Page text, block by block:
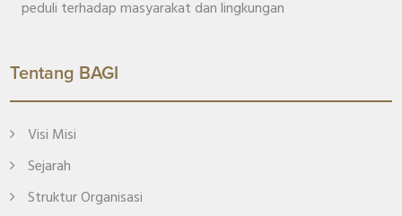
peduli terhadap masyarakat dan lingkungan
Tentang BAGI
Visi Misi
Sejarah
Struktur Organisasi